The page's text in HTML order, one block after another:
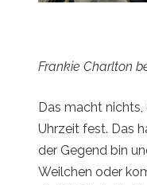
Frankie Charlton
Das macht
Uhrzeit fest. Das
der Gegend bin
Weilchen oder